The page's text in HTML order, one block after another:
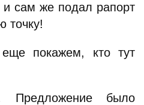
сам же подал рапорт
точку!
покажем, кто тут
Предложение было